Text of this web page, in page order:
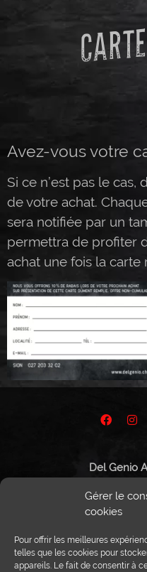
Gérer le
cookies
Pour offrir les meilleures
telles que les cookies pour
appareils. Le fait de consentir à
Avez-vous votre
Si ce n’est pas le
de votre achat.
sera notifiée par un
permettra de profiter
achat une fois la carte
Del Genio